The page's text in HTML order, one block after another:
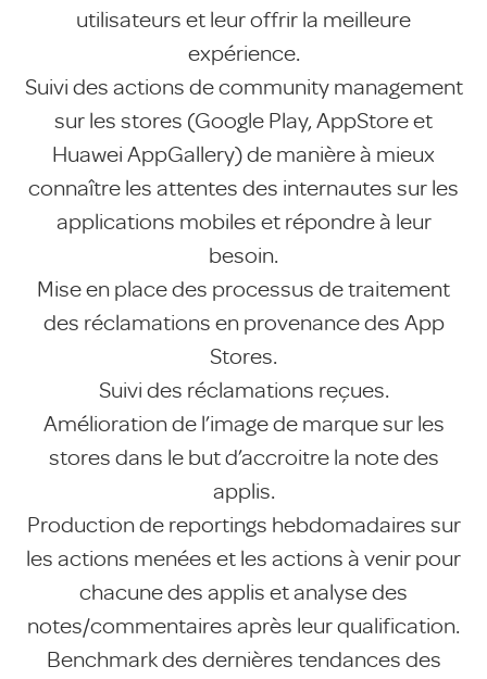
utilisateurs et leur offrir la meilleure
expérience.
Suivi des actions de community management
sur les stores (Google Play, AppStore et
Huawei AppGallery) de manière à mieux
connaître les attentes des internautes sur les
applications mobiles et répondre à leur
besoin.
Mise en place des processus de traitement
des réclamations en provenance des App
Stores.
Suivi des réclamations reçues.
Amélioration de l’image de marque sur les
stores dans le but d’accroitre la note des
applis.
Production de reportings hebdomadaires sur
les actions menées et les actions à venir pour
chacune des applis et analyse des
notes/commentaires après leur qualification.
Benchmark des dernières tendances des